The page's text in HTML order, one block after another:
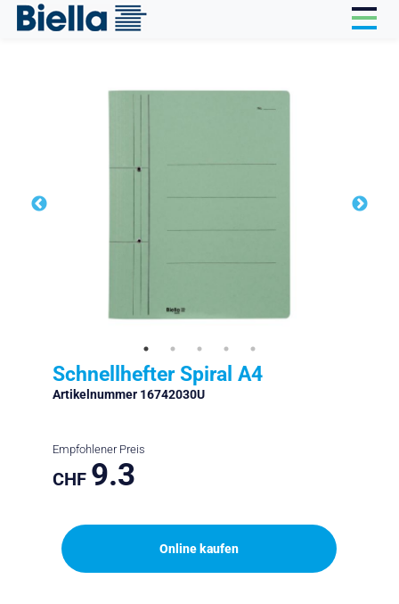
Schnellhefter Spiral A4
Artikelnummer 16742030U
Empfohlener Preis
CHF 9.3
Online kaufen
Cookie-Einstellungen